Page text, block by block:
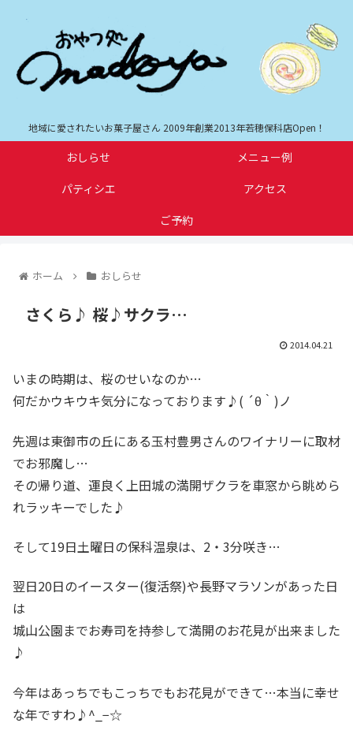
地域に愛されたいお菓子屋さん 2009年創業2013年若穂保科店Open！
おしらせ
メニュー例
パティシエ
アクセス
ご予約
ホーム おしらせ
さくら♪ 桜♪サクラ…
2014.04.21
いまの時期は、桜のせいなのか…
何だかウキウキ気分になっております♪( ´θ｀)ノ
先週は東御市の丘にある玉村豊男さんのワイナリーに取材
でお邪魔し…
その帰り道、運良く上田城の満開ザクラを車窓から眺めら
れラッキーでした♪
そして19日土曜日の保科温泉は、2・3分咲き…
翌日20日のイースター(復活祭)や長野マラソンがあった日
は
城山公園までお寿司を持参して満開のお花見が出来ました
♪
今年はあっちでもこっちでもお花見ができて…本当に幸せ
な年ですわ♪^_−☆